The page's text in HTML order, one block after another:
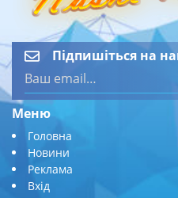
Підпишіться на
Меню
Головна
Новини
Реклама
Вхід